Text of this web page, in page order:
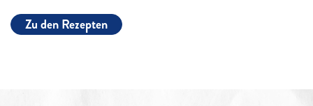
Zu den Rezepten